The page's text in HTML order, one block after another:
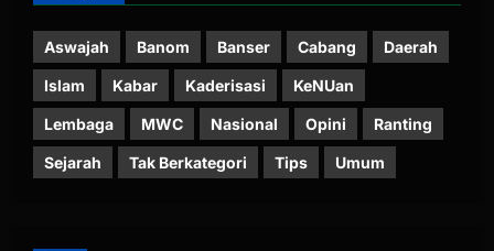
Aswajah Banom Banser Cabang Daerah
Islam Kabar Kaderisasi KeNUan
Lembaga MWC Nasional Opini Ranting
Sejarah Tak Berkategori Tips Umum